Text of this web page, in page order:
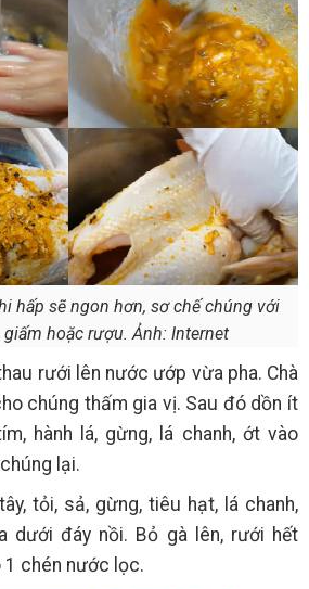
hấp sẽ ngon hơn, sơ chế chúng với
hoặc rượu. Ảnh: Internet
rưới lên nước ướp vừa pha. Chà
chúng thấm gia vị. Sau đó dồn ít
hành lá, gừng, lá chanh, ớt vào
lại.
tỏi, sả, gừng, tiêu hạt, lá chanh,
dưới đáy nồi. Bỏ gà lên, rưới hết
chén nước lọc.